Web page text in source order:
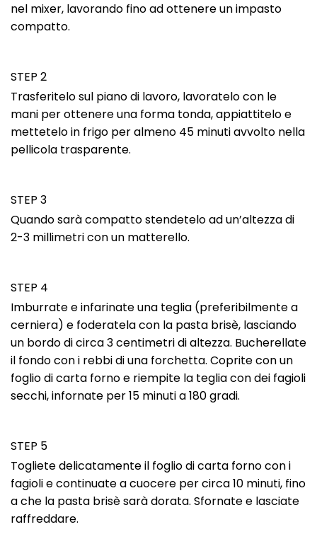
nel mixer, lavorando fino ad ottenere un impasto
compatto.
STEP 2
Trasferitelo sul piano di lavoro, lavoratelo con le
mani per ottenere una forma tonda, appiattitelo e
mettetelo in frigo per almeno 45 minuti avvolto nella
pellicola trasparente.
STEP 3
Quando sarà compatto stendetelo ad un’altezza di
2-3 millimetri con un matterello.
STEP 4
Imburrate e infarinate una teglia (preferibilmente a
cerniera) e foderatela con la pasta brisè, lasciando
un bordo di circa 3 centimetri di altezza. Bucherellate
il fondo con i rebbi di una forchetta. Coprite con un
foglio di carta forno e riempite la teglia con dei fagioli
secchi, infornate per 15 minuti a 180 gradi.
STEP 5
Togliete delicatamente il foglio di carta forno con i
fagioli e continuate a cuocere per circa 10 minuti, fino
a che la pasta brisè sarà dorata. Sfornate e lasciate
raffreddare.